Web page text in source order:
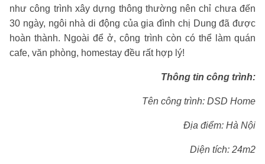
như công trình xây dựng thông thường nên chỉ chưa đến
30 ngày, ngôi nhà di động của gia đình chị Dung đã được
hoàn thành. Ngoài để ở, công trình còn có thể làm quán
cafe, văn phòng, homestay đều rất hợp lý!
Thông tin công trình:
Tên công trình: DSD Home
Địa điểm: Hà Nội
Diện tích: 24m2